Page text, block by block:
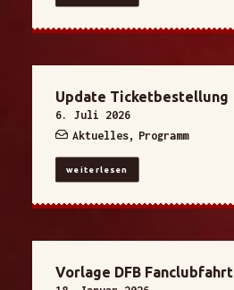
Update Ticketbestellung
6. Juli 2026
Aktuelles, Programm
weiterlesen
Vorlage DFB Fanclubfahrt